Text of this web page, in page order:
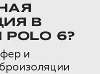
В
POLO 6?
и